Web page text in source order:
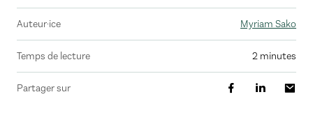
Auteur·ice Myriam Sako
Temps de lecture 2 minutes
Partager sur